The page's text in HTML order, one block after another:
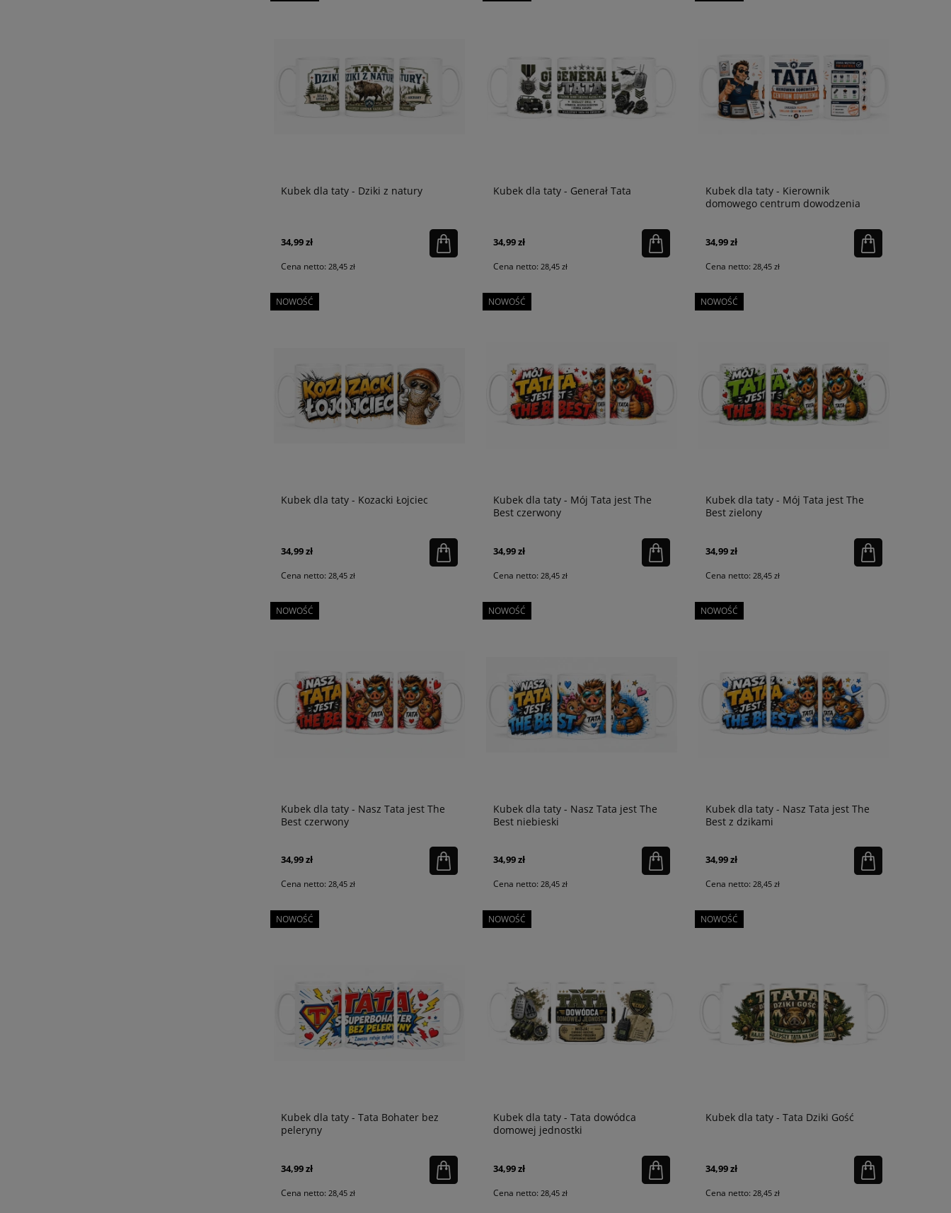
Kubek dla taty - Dziki z natury
34,99 zł
Cena netto: 28,45 zł
Kubek dla taty - Generał Tata
34,99 zł
Cena netto: 28,45 zł
Kubek dla taty - Kierownik
domowego centrum dowodzenia
34,99 zł
Cena netto: 28,45 zł
Kubek dla taty - Kozacki Łojciec
34,99 zł
Cena netto: 28,45 zł
NOWOŚĆ
Kubek dla taty - Mój Tata jest The
Best czerwony
34,99 zł
Cena netto: 28,45 zł
NOWOŚĆ
Kubek dla taty - Mój Tata jest The
Best zielony
34,99 zł
Cena netto: 28,45 zł
NOWOŚĆ
Kubek dla taty - Nasz Tata jest The
Best czerwony
34,99 zł
Cena netto: 28,45 zł
NOWOŚĆ
Kubek dla taty - Nasz Tata jest The
Best niebieski
34,99 zł
Cena netto: 28,45 zł
NOWOŚĆ
Kubek dla taty - Nasz Tata jest The
Best z dzikami
34,99 zł
Cena netto: 28,45 zł
NOWOŚĆ
Kubek dla taty - Tata Bohater bez
peleryny
34,99 zł
Cena netto: 28,45 zł
NOWOŚĆ
Kubek dla taty - Tata dowódca
domowej jednostki
34,99 zł
Cena netto: 28,45 zł
NOWOŚĆ
Kubek dla taty - Tata Dziki Gość
34,99 zł
Cena netto: 28,45 zł
NOWOŚĆ